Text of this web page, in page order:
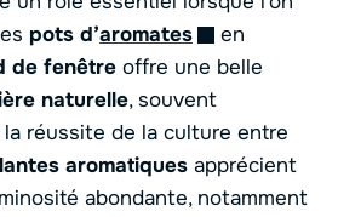
pots d’aromates
en
de fenêtre offre une belle
naturelle, souvent
réussite de la culture entre
aromatiques apprécient
abondante, notamment